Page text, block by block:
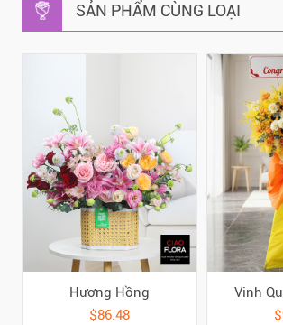
SẢN PHẨM CÙNG LOẠI
Hương Hồng
$86.48
Vinh